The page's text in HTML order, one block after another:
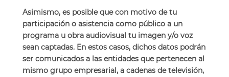
Asimismo, es posible que con motivo de tu
participación o asistencia como público a un
programa u obra audiovisual tu imagen y/o voz
sean captadas. En estos casos, dichos datos podrán
ser comunicados a las entidades que pertenecen al
mismo grupo empresarial, a cadenas de televisión,